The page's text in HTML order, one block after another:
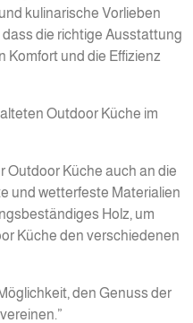
kulinarische Vorlieben
die richtige Ausstattung
Komfort und die Effizienz
Outdoor Küche im
Outdoor Küche auch an die
und wetterfeste Materialien
Holz, um
Küche den verschiedenen
den Genuss der